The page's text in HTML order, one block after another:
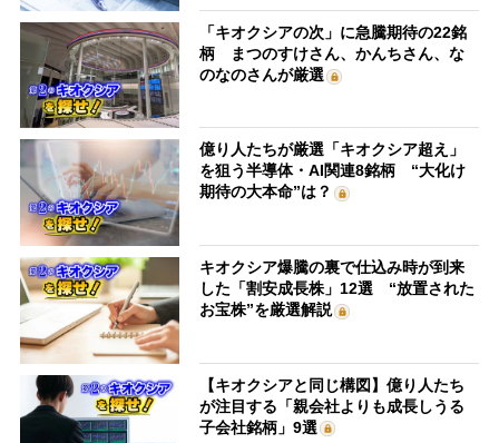
「キオクシアの次」に急騰期待の22銘
柄 まつのすけさん、かんちさん、な
のなのさんが厳選
億り人たちが厳選「キオクシア超え」
を狙う半導体・AI関連8銘柄 “大化け
期待の大本命”は？
キオクシア爆騰の裏で仕込み時が到来
した「割安成長株」12選 “放置された
お宝株”を厳選解説
【キオクシアと同じ構図】億り人たち
が注目する「親会社よりも成長しうる
子会社銘柄」9選